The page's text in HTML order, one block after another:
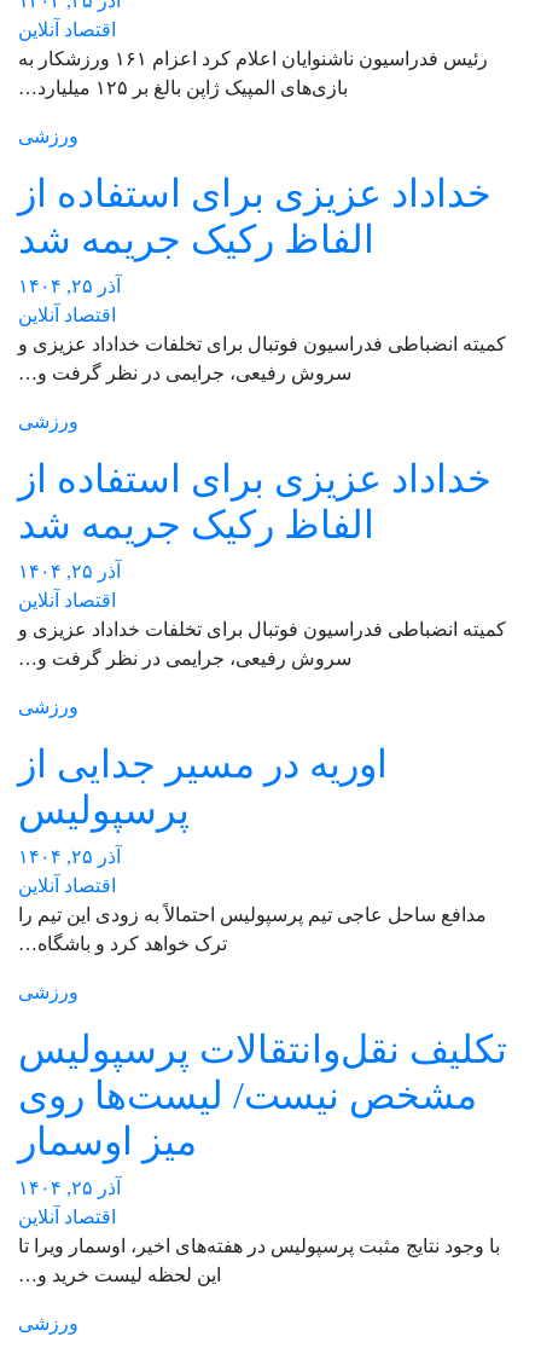
اقتصاد آنلاین
رئیس فدراسیون ناشنوایان اعلام کرد اعزام ۱۶۱ ورزشکار به
بازی‌های المپیک ژاپن بالغ بر ۱۲۵ میلیارد…
ورزشی
خداداد عزیزی برای استفاده از
الفاظ رکیک جریمه شد
آذر ۲۵, ۱۴۰۴
اقتصاد آنلاین
کمیته انضباطی فدراسیون فوتبال برای تخلفات خداداد عزیزی و
سروش رفیعی، جرایمی در نظر گرفت و…
ورزشی
خداداد عزیزی برای استفاده از
الفاظ رکیک جریمه شد
آذر ۲۵, ۱۴۰۴
اقتصاد آنلاین
کمیته انضباطی فدراسیون فوتبال برای تخلفات خداداد عزیزی و
سروش رفیعی، جرایمی در نظر گرفت و…
ورزشی
اوریه در مسیر جدایی از
پرسپولیس
آذر ۲۵, ۱۴۰۴
اقتصاد آنلاین
مدافع ساحل عاجی تیم پرسپولیس احتمالاً به زودی این تیم را
ترک خواهد کرد و باشگاه…
ورزشی
تکلیف نقل‌وانتقالات پرسپولیس
مشخص نیست/ لیست‌ها روی
میز اوسمار
آذر ۲۵, ۱۴۰۴
اقتصاد آنلاین
با وجود نتایج مثبت پرسپولیس در هفته‌های اخیر، اوسمار ویرا تا
این لحظه لیست خرید و…
ورزشی